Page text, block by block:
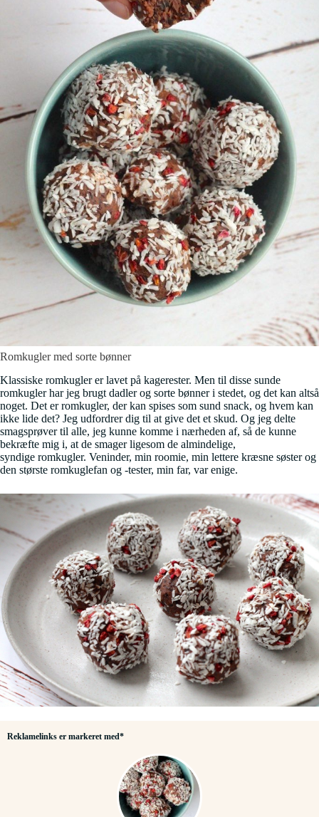
Romkugler med sorte bønner
Klassiske romkugler er lavet på kagerester. Men til disse sunde
romkugler har jeg brugt dadler og sorte bønner i stedet, og det kan altså
noget. Det er romkugler, der kan spises som sund snack, og hvem kan
ikke lide det? Jeg udfordrer dig til at give det et skud. Og jeg delte
smagsprøver til alle, jeg kunne komme i nærheden af, så de kunne
bekræfte mig i, at de smager ligesom de almindelige,
syndige romkugler. Veninder, min roomie, min lettere kræsne søster og
den største romkuglefan og -tester, min far, var enige.
Reklamelinks er markeret med*